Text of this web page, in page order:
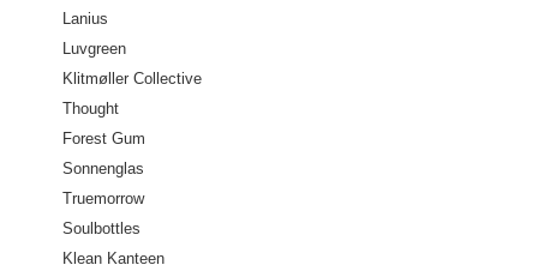
Lanius
Luvgreen
Klitmøller Collective
Thought
Forest Gum
Sonnenglas
Truemorrow
Soulbottles
Klean Kanteen